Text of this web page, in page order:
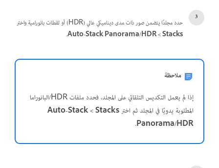
حدد مجلدًا يتضمن صور ذات مدى ديناميكي عالي (HDR) أو لقطات بانورامية واختر
Stacks ‏> Auto-Stack Panorama/HDR
.
ملاحظة
إذا لم يعمل التكديس التلقائي على المجلد، فحدد ملفات HDR/البانوراما
المطلوبة يدويًا في المجلد ثم اختر
Stacks >‏ Auto-Stack
Panorama/HDR
.